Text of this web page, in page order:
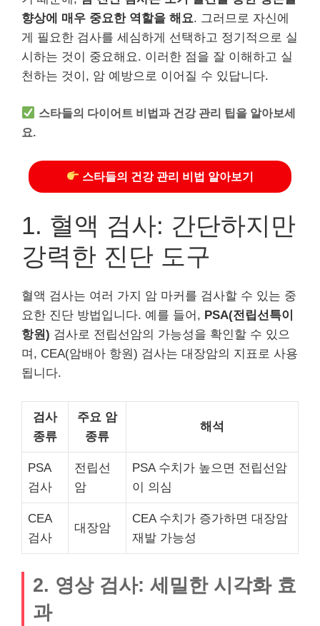
향상에 매우 중요한 역할을 해요. 그러므로 자신에
게 필요한 검사를 세심하게 선택하고 정기적으로 실
시하는 것이 중요해요. 이러한 점을 잘 이해하고 실
천하는 것이, 암 예방으로 이어질 수 있답니다.
스타들의 다이어트 비법과 건강 관리 팁을 알아보세
요.
스타들의 건강 관리 비법 알아보기
1. 혈액 검사: 간단하지만
강력한 진단 도구
혈액 검사는 여러 가지 암 마커를 검사할 수 있는 중
요한 진단 방법입니다. 예를 들어, PSA(전립선특이
항원) 검사로 전립선암의 가능성을 확인할 수 있으
며, CEA(암배아 항원) 검사는 대장암의 지표로 사용
됩니다.
검사
종류
주요 암
종류
해석
PSA
검사
전립선
암
PSA 수치가 높으면 전립선암
이 의심
CEA
검사
대장암
CEA 수치가 증가하면 대장암
재발 가능성
2. 영상 검사: 세밀한 시각화 효
과